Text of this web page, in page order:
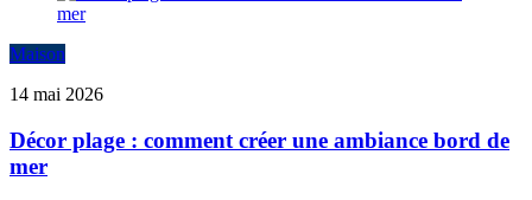
Maison
14 mai 2026
Décor plage : comment créer une ambiance bord de
mer